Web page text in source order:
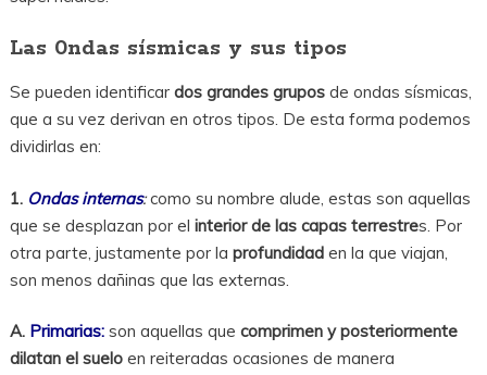
Las 0ndas sísmicas y sus tipos
Se pueden identificar dos grandes gruposde ondas sísmicas,
que a su vez derivan en otros tipos. De esta forma podemos
dividirlas en:
1.Ondas internas:como su nombre alude, estas son aquellas
que se desplazan por el interior de las capas terrestres. Por
otra parte, justamente por la profundidaden la que viajan,
son menos dañinas que las externas.
A. Primarias: son aquellas que comprimen y posteriormente
dilatan el sueloen reiteradas ocasiones de manera